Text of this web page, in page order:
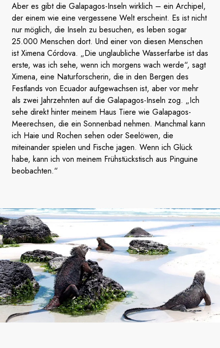
Aber es gibt die Galapagos-Inseln wirklich – ein Archipel,
der einem wie eine vergessene Welt erscheint. Es ist nicht
nur möglich, die Inseln zu besuchen, es leben sogar
25.000 Menschen dort. Und einer von diesen Menschen
ist Ximena Córdova. „Die unglaubliche Wasserfarbe ist das
erste, was ich sehe, wenn ich morgens wach werde“, sagt
Ximena, eine Naturforscherin, die in den Bergen des
Festlands von Ecuador aufgewachsen ist, aber vor mehr
als zwei Jahrzehnten auf die Galapagos-Inseln zog. „Ich
sehe direkt hinter meinem Haus Tiere wie Galapagos-
Meerechsen, die ein Sonnenbad nehmen. Manchmal kann
ich Haie und Rochen sehen oder Seelöwen, die
miteinander spielen und Fische jagen. Wenn ich Glück
habe, kann ich von meinem Frühstückstisch aus Pinguine
beobachten.“